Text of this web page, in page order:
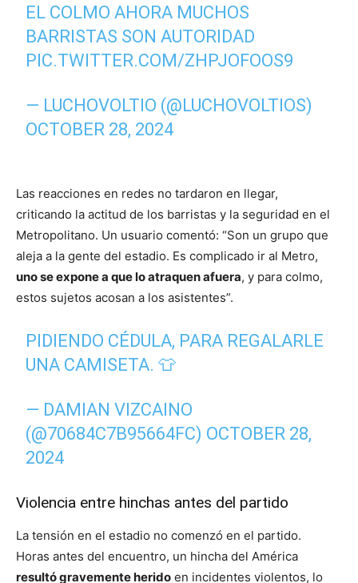
EL COLMO AHORA MUCHOS
BARRISTAS SON AUTORIDAD
PIC.TWITTER.COM/ZHPJOFOOS9
— LUCHOVOLTIO (@LUCHOVOLTIOS)
OCTOBER 28, 2024
Las reacciones en redes no tardaron en llegar,
criticando la actitud de los barristas y la seguridad en el
Metropolitano. Un usuario comentó: “Son un grupo que
aleja a la gente del estadio. Es complicado ir al Metro,
uno se expone a que lo atraquen afuera, y para colmo,
estos sujetos acosan a los asistentes”.
PIDIENDO CÉDULA, PARA REGALARLE
UNA CAMISETA. 👕
— DAMIAN VIZCAINO
(@70684C7B95664FC) OCTOBER 28,
2024
Violencia entre hinchas antes del partido
La tensión en el estadio no comenzó en el partido.
Horas antes del encuentro, un hincha del América
resultó gravemente herido en incidentes violentos, lo